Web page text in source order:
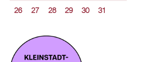
26 27 28 29 30 31